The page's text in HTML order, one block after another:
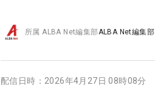
所属ALBA Net編集部ALBA Net編集部
配信日時： 2026年4月27日 08時08分